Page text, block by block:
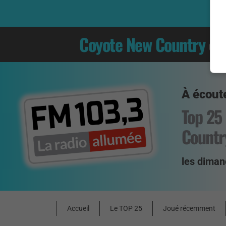
Coyote New Country
À
Top
les
Accueil Le TOP 25 Joué récemment